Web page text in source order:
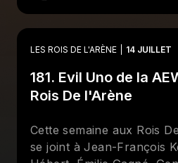
sur les moments forts de
lutte professionnelle. Au
gaspésienne, une
l'importance de savoir
l'aveugle des meilleurs
temps. Abonnez-vous
LES ROIS DE L'ARÈNE 14 JUILLET
181. Evil Uno de la
Rois De l'Arène
Cette semaine aux Rois
se joint à Jean-François